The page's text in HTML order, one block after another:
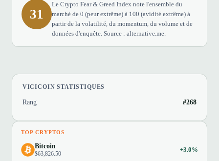
31
Le Crypto Fear & Greed Index note l'ensemble du
marché de 0 (peur extrême) à 100 (avidité extrême) à
partir de la volatilité, du momentum, du volume et de
données d'enquête. Source : alternative.me.
VICICOIN STATISTIQUES
Rang #268
TOP CRYPTOS
Bitcoin
$63,826.50
+3.0%